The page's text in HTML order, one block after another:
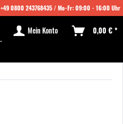
+49 0800 243768435 / Mo-Fr: 09:00 - 16:00 Uhr
Mein Konto 0,00 € *